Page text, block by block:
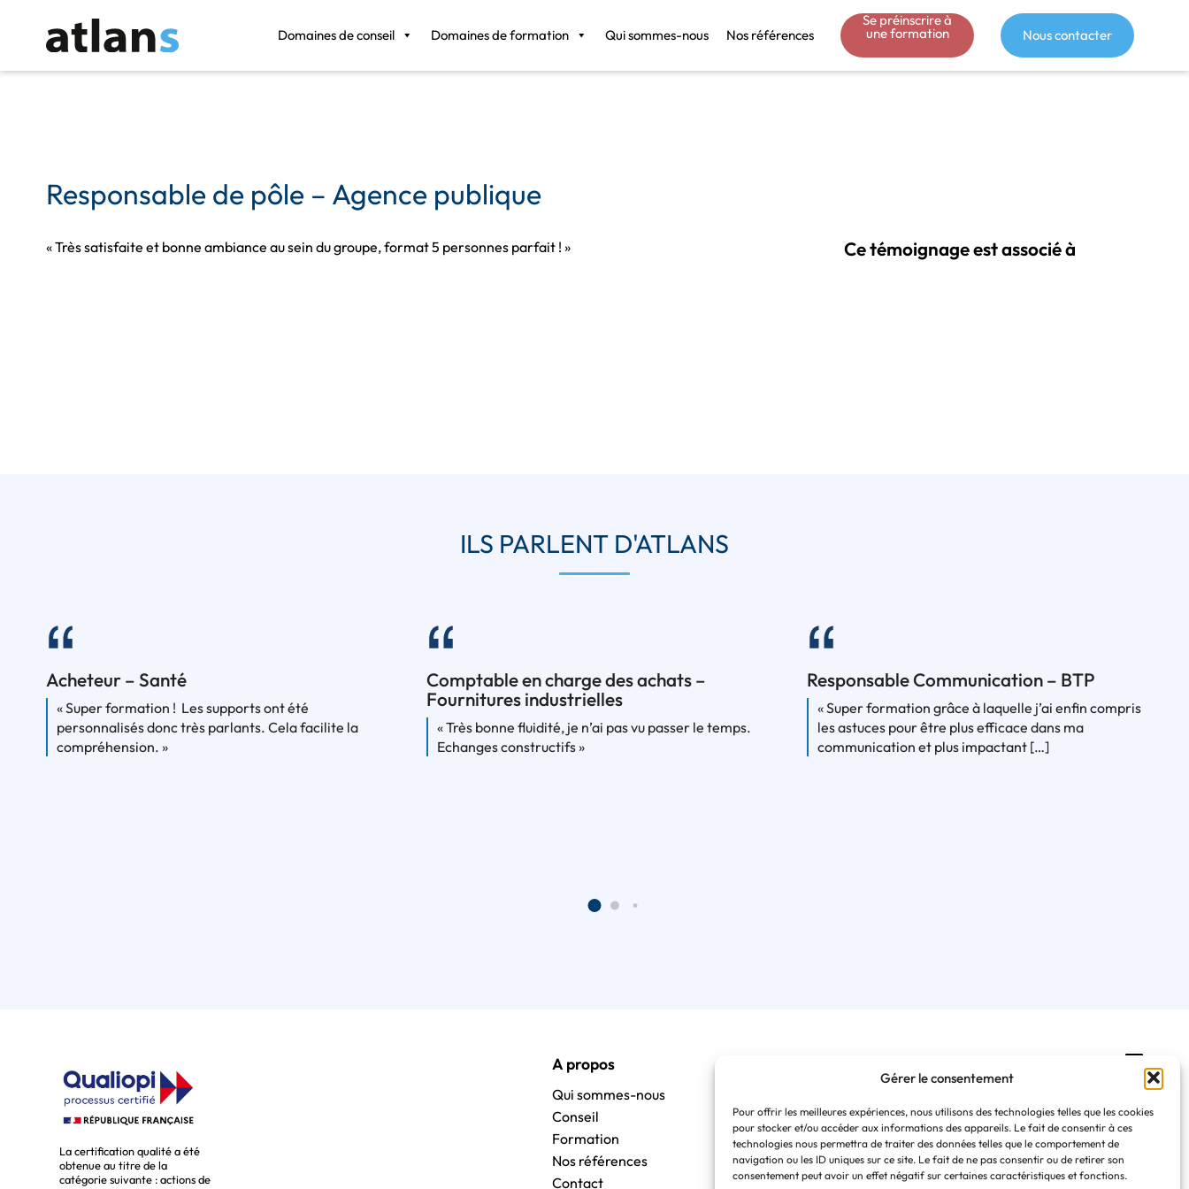
Gérer le consentement
Pour offrir les meilleures expériences, nous utilisons des technologies telles que les cookies
pour stocker et/ou accéder aux informations des appareils. Le fait de consentir à ces
technologies nous permettra de traiter des données telles que le comportement de
navigation ou les ID uniques sur ce site. Le fait de ne pas consentir ou de retirer son
consentement peut avoir un effet négatif sur certaines caractéristiques et fonctions.
Domaines de conseil Domaines de formation Qui sommes-nous Nos références
Se préinscrire à
une formation Nous contacter
Responsable de pôle – Agence publique
« Très satisfaite et bonne ambiance au sein du groupe, format 5 personnes parfait ! » Ce témoignage est associé à
ILS PARLENT D'ATLANS
Acheteur – Santé
« Super formation ! Les supports ont été
personnalisés donc très parlants. Cela facilite la
compréhension. »
Comptable en charge des achats –
Fournitures industrielles
« Très bonne fluidité, je n’ai pas vu passer le temps.
Echanges constructifs »
Responsable Communication – BTP
« Super formation grâce à laquelle j’ai enfin compris
les astuces pour être plus efficace dans ma
communication et plus impactant […]
La certification qualité a été
obtenue au titre de la
catégorie suivante : actions de
A propos
Qui sommes-nous
Conseil
Formation
Nos références
Contact
Règlement intérieur
Contact
Se préinscrire à une formation
Politique de confidentialité